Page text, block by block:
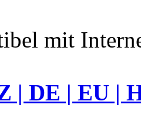
mit
| DE | EU |